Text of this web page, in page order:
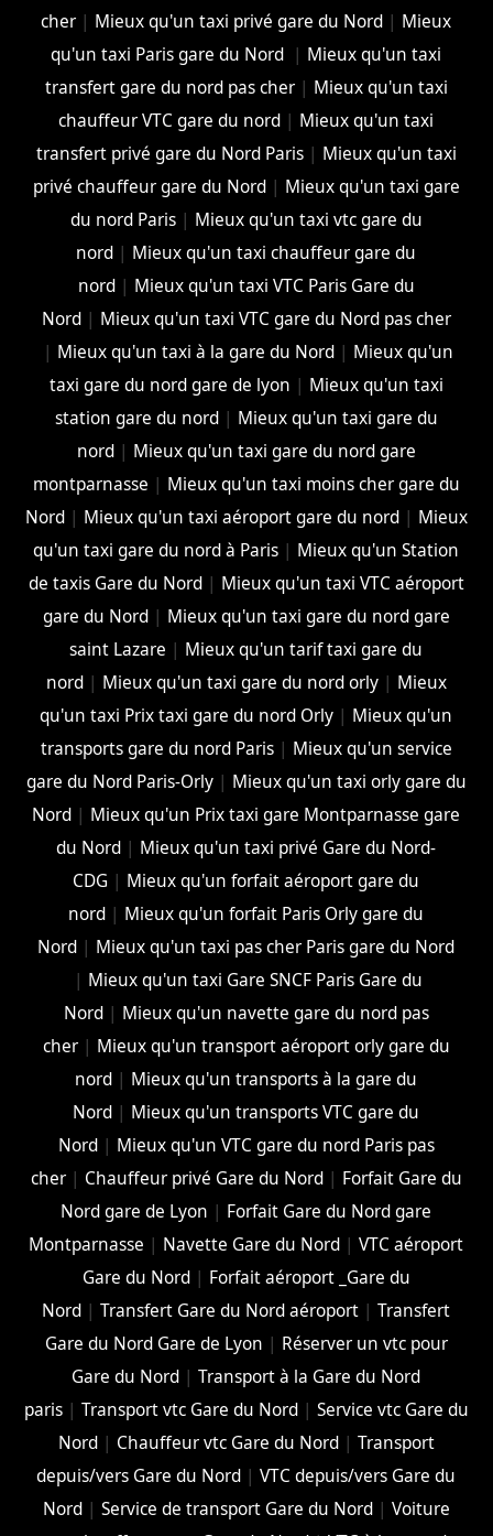
cher | Mieux qu'un taxi privé gare du Nord | Mieux
qu'un taxi Paris gare du Nord | Mieux qu'un taxi
transfert gare du nord pas cher| Mieux qu'un taxi
chauffeur VTC gare du nord | Mieux qu'un taxi
transfert privé gare du Nord Paris| Mieux qu'un taxi
privé chauffeur gare du Nord| Mieux qu'un taxi gare
du nord Paris| Mieux qu'un taxi vtc gare du
nord | Mieux qu'un taxi chauffeur gare du
nord| Mieux qu'un taxi VTC Paris Gare du
Nord| Mieux qu'un taxi VTC gare du Nord pas cher
| Mieux qu'un taxi à la gare du Nord | Mieux qu'un
taxi gare du nord gare de lyon | Mieux qu'un taxi
station gare du nord| Mieux qu'un taxi gare du
nord| Mieux qu'un taxi gare du nord gare
montparnasse | Mieux qu'un taxi moins cher gare du
Nord| Mieux qu'un taxi aéroport gare du nord| Mieux
qu'un taxi gare du nord à Paris | Mieux qu'un Station
de taxis Gare du Nord| Mieux qu'un taxi VTC aéroport
gare du Nord| Mieux qu'un taxi gare du nord gare
saint Lazare | Mieux qu'un tarif taxi gare du
nord| Mieux qu'un taxi gare du nord orly| Mieux
qu'un taxi Prix taxi gare du nord Orly | Mieux qu'un
transports gare du nord Paris| Mieux qu'un service
gare du Nord Paris-Orly| Mieux qu'un taxi orly gare du
Nord | Mieux qu'un Prix taxi gare Montparnasse gare
du Nord | Mieux qu'un taxi privé Gare du Nord-
CDG | Mieux qu'un forfait aéroport gare du
nord | Mieux qu'un forfait Paris Orly gare du
Nord | Mieux qu'un taxi pas cher Paris gare du Nord
| Mieux qu'un taxi Gare SNCF Paris Gare du
Nord| Mieux qu'un navette gare du nord pas
cher| Mieux qu'un transport aéroport orly gare du
nord | Mieux qu'un transports à la gare du
Nord | Mieux qu'un transports VTC gare du
Nord| Mieux qu'un VTC gare du nord Paris pas
cher| Chauffeur privé Gare du Nord| Forfait Gare du
Nord gare de Lyon | Forfait Gare du Nord gare
Montparnasse | Navette Gare du Nord |VTC aéroport
Gare du Nord| Forfait aéroport _Gare du
Nord |Transfert Gare du Nord aéroport |Transfert
Gare du Nord Gare de Lyon | Réserver un vtc pour
Gare du Nord |Transport à la Gare du Nord
paris| Transport vtc Gare du Nord| Service vtc Gare du
Nord| Chauffeur vtc Gare du Nord| Transport
depuis/vers Gare du Nord |VTC depuis/vers Gare du
Nord| Service de transport Gare du Nord| Voiture